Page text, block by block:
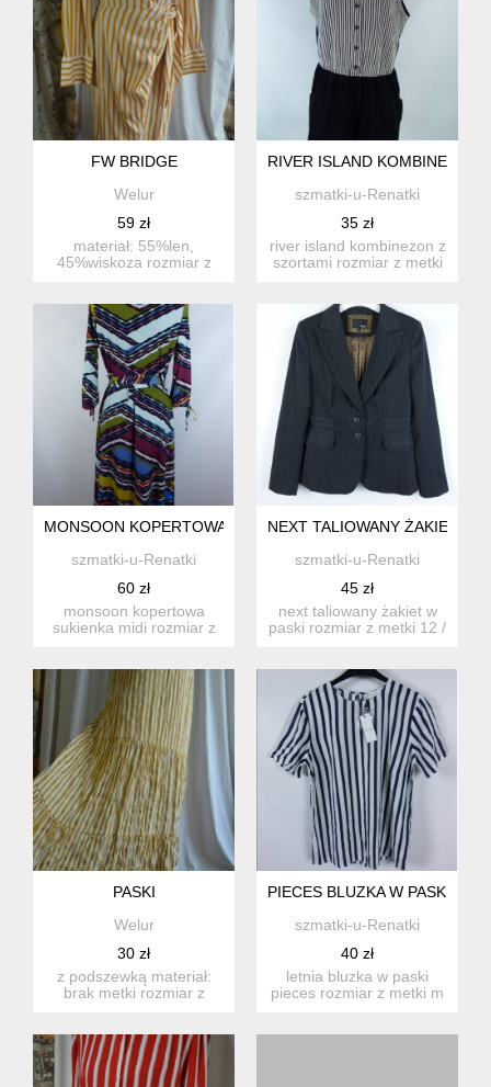
FW BRIDGE
Welur
59 zł
materiał: 55%len,
45%wiskoza rozmiar z
RIVER ISLAND KOMBINEZON
szmatki-u-Renatki
35 zł
river island kombinezon z
szortami rozmiar z metki
MONSOON KOPERTOWA SUKIENKA MIDI 10 / 36
szmatki-u-Renatki
60 zł
monsoon kopertowa
sukienka midi rozmiar z
NEXT TALIOWANY ŻAKIET W
szmatki-u-Renatki
45 zł
next taliowany żakiet w
paski rozmiar z metki 12 /
PASKI
Welur
30 zł
z podszewką materiał:
brak metki rozmiar z
PIECES BLUZKA W PASKI / M
szmatki-u-Renatki
40 zł
letnia bluzka w paski
pieces rozmiar z metki m